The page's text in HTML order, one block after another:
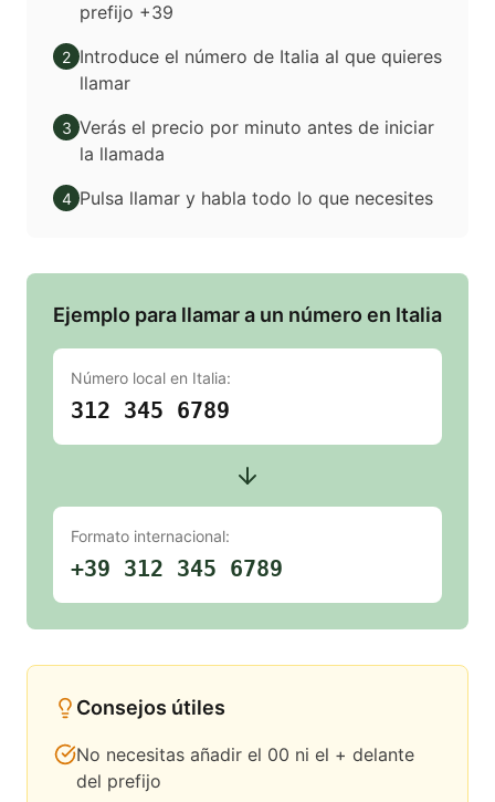
prefijo +39
2 Introduce el número de Italia al que quieres
llamar
3 Verás el precio por minuto antes de iniciar
la llamada
4 Pulsa llamar y habla todo lo que necesites
Ejemplo para llamar a un número en Italia
Número local en Italia:
312 345 6789
Formato internacional:
+39 312 345 6789
Consejos útiles
No necesitas añadir el 00 ni el + delante
del prefijo